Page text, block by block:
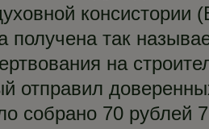
так
на
отправил
собрано 70 рублей